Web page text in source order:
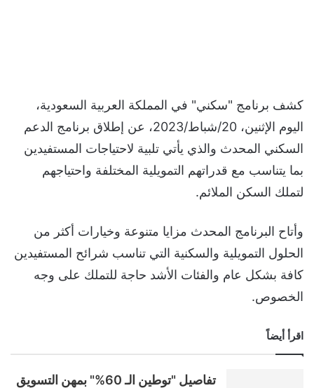
كشف برنامج "سكني" في المملكة العربية السعودية،
اليوم الإثنين، 20/شباط/2023، عن إطلاق برنامج الدعم
السكني المحدث والذي يأتي تلبية لاحتياجات المستفيدين
بما يتناسب مع قدراتهم التمويلية المختلفة واحتياجهم
لتملك السكن الملائم.
وأتاح البرنامج المحدث مزايا متنوعة وخيارات أكثر من
الحلول التمويلية والسكنية التي تناسب شرائح المستفيدين
كافة بشكل عام والفئات الأشد حاجة للتملك على وجه
الخصوص.
اقرأ أيضاً
تفاصيل "توطين الـ 60%" بمهن التسويق